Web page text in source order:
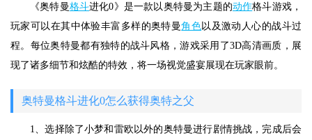
《奥特曼格斗进化0》是一款以奥特曼为主题的动作格斗游戏，
玩家可以在其中体验丰富多样的奥特曼角色以及激动人心的战斗过
程。每位奥特曼都有独特的战斗风格，游戏采用了3D高清画质，展
现了诸多细节和炫酷的特效，将一场视觉盛宴展现在玩家眼前。
奥特曼格斗进化0怎么获得奥特之父
1、选择除了小梦和雷欧以外的奥特曼进行剧情挑战，完成后会